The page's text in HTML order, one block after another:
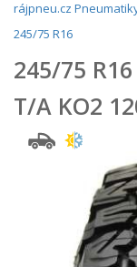
rájpneu.cz
245/75 R16
245/75
T/A KO2